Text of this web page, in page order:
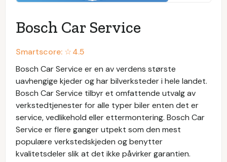
Bosch Car Service
Smartscore: ☆4.5
Bosch Car Service er en av verdens største
uavhengige kjeder og har bilverksteder i hele landet.
Bosch Car Service tilbyr et omfattende utvalg av
verkstedtjenester for alle typer biler enten det er
service, vedlikehold eller ettermontering. Bosch Car
Service er flere ganger utpekt som den mest
populære verkstedskjeden og benytter
kvalitetsdeler slik at det ikke påvirker garantien.